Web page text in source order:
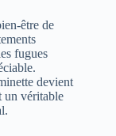
être de
fugues
devient
un véritable